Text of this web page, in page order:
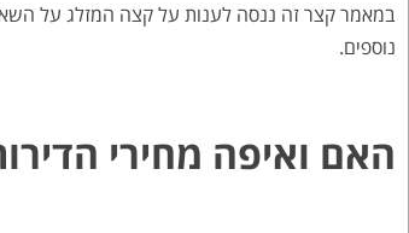
נוספים.
האם ואיפה מחירי הדירות יעלו ב